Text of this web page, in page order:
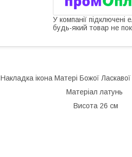
У компанії підключені
будь-який товар не
Накладка ікона Матері Божої Ласкавої
Матеріал латунь
Висота 26 см